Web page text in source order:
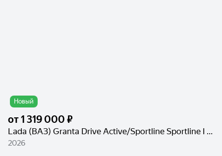
Новый
от1 319 000 ₽
Lada (ВАЗ) Granta Drive Active/Sportline Sportline I Рестайлинг
2026